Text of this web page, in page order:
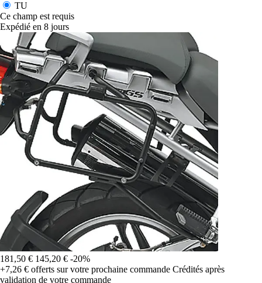
TU
Ce champ est requis
Expédié en 8 jours
181,50 € 145,20 € -20%
+7,26 € offerts sur votre prochaine commande Crédités après
validation de votre commande